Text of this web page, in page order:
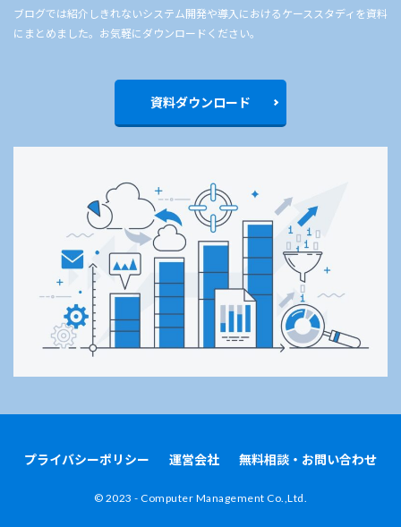
ブログでは紹介しきれないシステム開発や導入におけるケーススタディを資料
にまとめました。お気軽にダウンロードください。
資料ダウンロード
プライバシーポリシー 運営会社 無料相談・お問い合わせ
©︎ 2023 - Computer Management Co.,Ltd.